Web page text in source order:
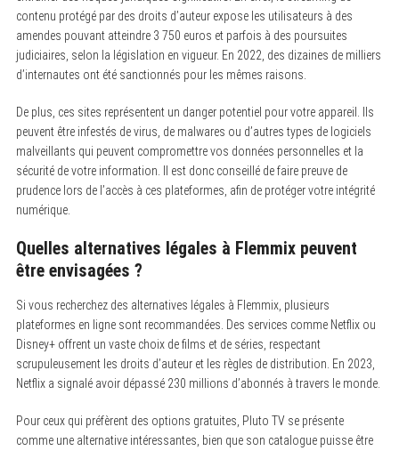
contenu protégé par des droits d’auteur expose les utilisateurs à des
amendes pouvant atteindre 3 750 euros et parfois à des poursuites
judiciaires, selon la législation en vigueur. En 2022, des dizaines de milliers
d’internautes ont été sanctionnés pour les mêmes raisons.
De plus, ces sites représentent un danger potentiel pour votre appareil. Ils
peuvent être infestés de virus, de malwares ou d’autres types de logiciels
malveillants qui peuvent compromettre vos données personnelles et la
sécurité de votre information. Il est donc conseillé de faire preuve de
prudence lors de l’accès à ces plateformes, afin de protéger votre intégrité
numérique.
Quelles alternatives légales à Flemmix peuvent
être envisagées ?
Si vous recherchez des alternatives légales à Flemmix, plusieurs
plateformes en ligne sont recommandées. Des services comme Netflix ou
Disney+ offrent un vaste choix de films et de séries, respectant
scrupuleusement les droits d’auteur et les règles de distribution. En 2023,
Netflix a signalé avoir dépassé 230 millions d’abonnés à travers le monde.
Pour ceux qui préfèrent des options gratuites, Pluto TV se présente
comme une alternative intéressantes, bien que son catalogue puisse être